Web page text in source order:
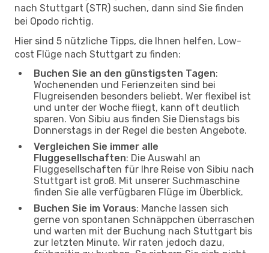
nach Stuttgart (STR) suchen, dann sind Sie finden
bei Opodo richtig.
Hier sind 5 nützliche Tipps, die Ihnen helfen, Low-
cost Flüge nach Stuttgart zu finden:
Buchen Sie an den günstigsten Tagen:
Wochenenden und Ferienzeiten sind bei
Flugreisenden besonders beliebt. Wer flexibel ist
und unter der Woche fliegt, kann oft deutlich
sparen. Von Sibiu aus finden Sie Dienstags bis
Donnerstags in der Regel die besten Angebote.
Vergleichen Sie immer alle
Fluggesellschaften: Die Auswahl an
Fluggesellschaften für Ihre Reise von Sibiu nach
Stuttgart ist groß. Mit unserer Suchmaschine
finden Sie alle verfügbaren Flüge im Überblick.
Buchen Sie im Voraus: Manche lassen sich
gerne von spontanen Schnäppchen überraschen
und warten mit der Buchung nach Stuttgart bis
zur letzten Minute. Wir raten jedoch dazu,